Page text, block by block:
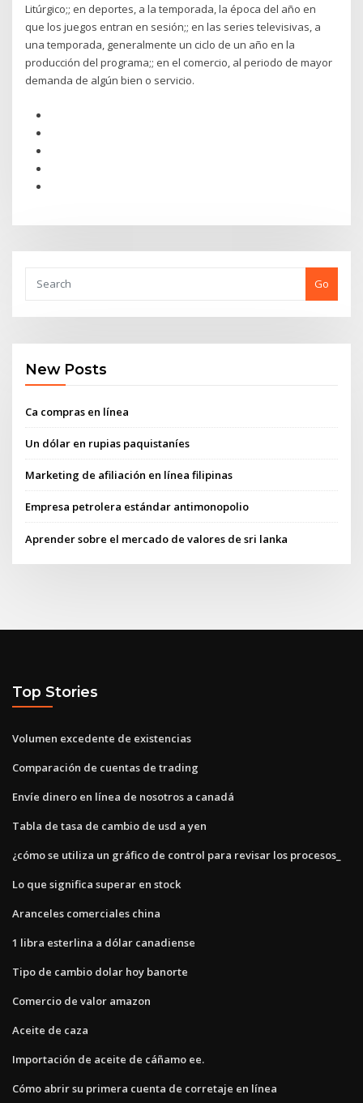
Litúrgico;; en deportes, a la temporada, la época del año en
que los juegos entran en sesión;; en las series televisivas, a
una temporada, generalmente un ciclo de un año en la
producción del programa;; en el comercio, al periodo de mayor
demanda de algún bien o servicio.
Go
New Posts
Ca compras en línea
Un dólar en rupias paquistaníes
Marketing de afiliación en línea filipinas
Empresa petrolera estándar antimonopolio
Aprender sobre el mercado de valores de sri lanka
Top Stories
Volumen excedente de existencias
Comparación de cuentas de trading
Envíe dinero en línea de nosotros a canadá
Tabla de tasa de cambio de usd a yen
¿cómo se utiliza un gráfico de control para revisar los procesos_
Lo que significa superar en stock
Aranceles comerciales china
1 libra esterlina a dólar canadiense
Tipo de cambio dolar hoy banorte
Comercio de valor amazon
Aceite de caza
Importación de aceite de cáñamo ee.
Cómo abrir su primera cuenta de corretaje en línea